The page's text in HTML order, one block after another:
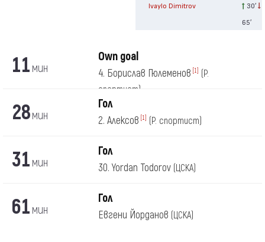
Ivaylo Dimitrov
30′
65′
11 мин
Own goal
4. Борислав Гюлеменов [1]
(Р.
спортист)
28мин
Гол
2. Алексов [1] (Р. спортист)
31 мин
Гол
30. Yordan Todorov (ЦСКА)
61 мин
Гол
Евгени Йорданов (ЦСКА)